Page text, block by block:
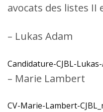
avocats des listes II
– Lukas Adam
Candidature-CJBL-
– Marie Lambert
CV-Marie-Lambert-